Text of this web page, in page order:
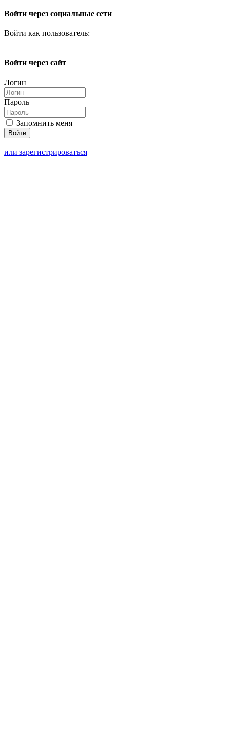
Войти через социальные сети
Войти как пользователь:
Войти через сайт
Логин
Пароль
Запомнить меня
или зарегистрироваться